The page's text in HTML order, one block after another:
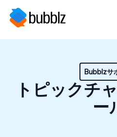
Bubblzサ
トピックチ
ー